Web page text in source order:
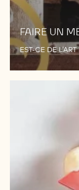
FAIRE UN
EST-CE DE
CRÉATIONS
CHOCOLATÉES